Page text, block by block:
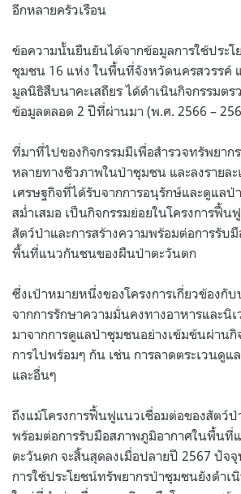
อีกหลายครัวเรือน
ข้อความนั้นยืนยันได้จากข้อมูลการใช้ประ
ชุมชน 16 แห่ง ในพื้นที่จังหวัดนครสวรรค์
มูลนิธิสืบนาคะเสถียร ได้ดำเนินกิจกรรมตร
ข้อมูลตลอด 2 ปีที่ผ่านมา (พ.ศ. 2566 –
ที่มาที่ไปของกิจกรรมมีเพื่อสำรวจทรัพยาก
หลายทางชีวภาพในป่าชุมชน และลงรายละ
เศรษฐกิจที่ได้รับจากการอนุรักษ์และดูแลป่
สม่ำเสมอ เป็นกิจกรรมย่อยในโครงการฟื้น
สัตว์ป่าและการสร้างความพร้อมต่อการรับ
พื้นที่แนวกันชนของผืนป่าตะวันตก
ซึ่งเป้าหมายหนึ่งของโครงการเกี่ยวข้องกั
จากการรักษาความมั่นคงทางอาหารและนิ
มาจากการดูแลป่าชุมชนอย่างเข้มข้นผ่าน
การไปพร้อมๆ กัน เช่น การลาดตระเวนดู
และอื่นๆ
ถึงแม้โครงการฟื้นฟูแนวเชื่อมต่อของสัตว์ป่
พร้อมต่อการรับมือสภาพภูมิอากาศในพื้น
ตะวันตก จะสิ้นสุดลงเมื่อปลายปี 2567 ปัจ
การใช้ประโยชน์ทรัพยากรป่าชุมชนยังดำเ